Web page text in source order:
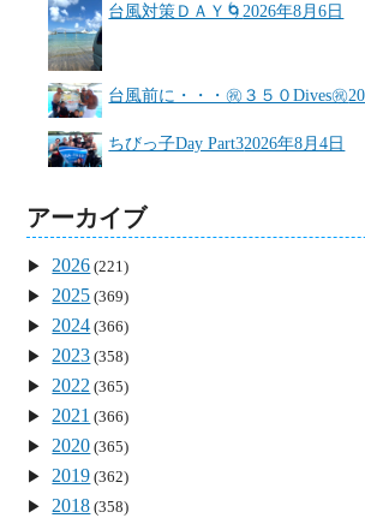
台風対策ＤＡＹ🌀 2026年8月6日
台風前に・・・㊗３５０Dives㊗
ちびっ子Day Part32026年8月4日
アーカイブ
2026 (221)
2025 (369)
2024 (366)
2023 (358)
2022 (365)
2021 (366)
2020 (365)
2019 (362)
2018 (358)